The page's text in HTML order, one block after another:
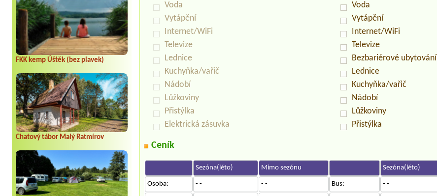
FKK kemp Úštěk (bez plavek)
Chatový tábor Malý Ratmírov
Voda
Vytápění
Internet/WiFi
Televize
Lednice
Kuchyňka/vařič
Nádobí
Lůžkoviny
Přistýlka
Elektrická zásuvka
Voda
Vytápění
Internet/WiFi
Televize
Bezbariérové ubytování
Lednice
Kuchyňka/vařič
Nádobí
Lůžkoviny
Přistýlka
Ceník
Sezóna(léto) Mimo sezónu Sezóna(léto)
Osoba: - - - - Bus: - -